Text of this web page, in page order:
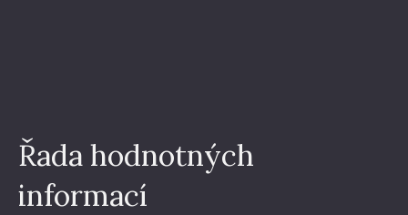
Řada hodnotných
informací